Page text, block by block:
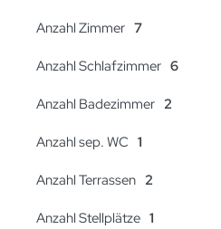
Anzahl Zimmer 7
Anzahl Schlafzimmer 6
Anzahl Badezimmer 2
Anzahl sep. WC 1
Anzahl Terrassen 2
Anzahl Stellplätze 1